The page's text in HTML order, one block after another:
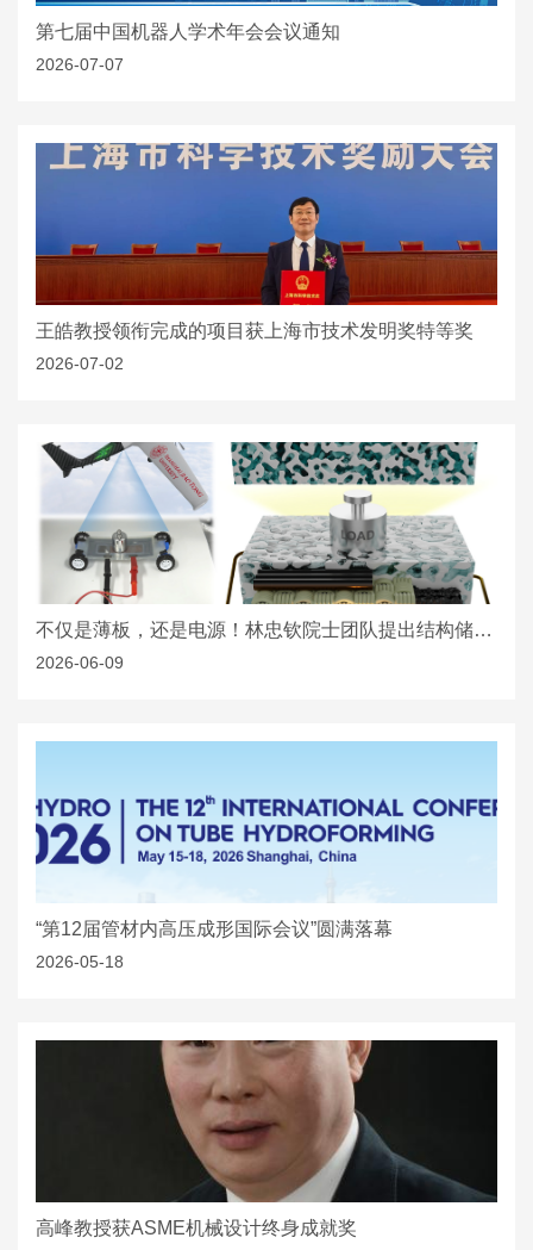
第七届中国机器人学术年会会议通知
2026-07-07
王皓教授领衔完成的项目获上海市技术发明奖特等奖
2026-07-02
不仅是薄板，还是电源！林忠钦院士团队提出结构储能全新范式，承载储能一体化薄壁构件实现千兆帕强度与高功率储能统一
2026-06-09
“第12届管材内高压成形国际会议”圆满落幕
2026-05-18
高峰教授获ASME机械设计终身成就奖